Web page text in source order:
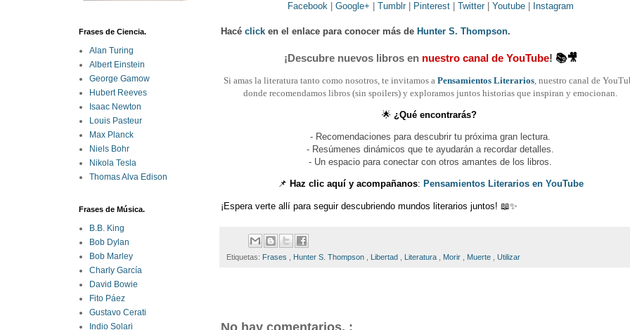
Facebook | Google+ | Tumblr| Pinterest| Twitter| Youtube| Instagram
Hacé click en el enlace para conocer más de Hunter S. Thompson.
¡Descubre nuevos libros en nuestro canal de YouTube! 📚🎥
Si amas la literatura tanto como nosotros, te invitamos a Pensamientos Literarios, nuestro canal de
donde recomendamos libros (sin spoilers) y exploramos juntos historias que inspiran y emocionan.
🌟 ¿Qué encontrarás?
- Recomendaciones para descubrir tu próxima gran lectura.
- Resúmenes dinámicos que te ayudarán a recordar detalles.
- Un espacio para conectar con otros amantes de los libros.
📌 Haz clic aquí y acompañanos: Pensamientos Literarios en YouTube
¡Espera verte allí para seguir descubriendo mundos literarios juntos! 📖✨
Etiquetas: Frases Hunter S. Thompson Libertad Literatura Morir Muerte Utilizar
No hay comentarios. :
Frases de Ciencia.
Alan Turing
Albert Einstein
George Gamow
Hubert Reeves
Isaac Newton
Louis Pasteur
Max Planck
Niels Bohr
Nikola Tesla
Thomas Alva Edison
Frases de Música.
B.B. King
Bob Dylan
Bob Marley
Charly García
David Bowie
Fito Páez
Gustavo Cerati
Indio Solari